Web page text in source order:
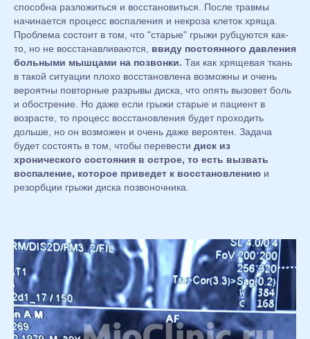
способна разложиться и восстановиться. После травмы
начинается процесс воспаления и некроза клеток хряща.
Проблема состоит в том, что "старые" грыжи рубцуются как-
то, но не восстанавливаются, ввиду постоянного давления
больными мышцами на позвонки. Так как хрящевая ткань
в такой ситуации плохо восстановлена возможны и очень
вероятны повторные разрывы диска, что опять вызовет боль
и обострение. Но даже если грыжи старые и пациент в
возрасте, то процесс восстановления будет проходить
дольше, но он возможен и очень даже вероятен. Задача
будет состоять в том, чтобы перевести диск из
хронического состояния в острое, то есть вызвать
воспаление, которое приведет к восстановлению и
резорбции грыжи диска позвоночника.